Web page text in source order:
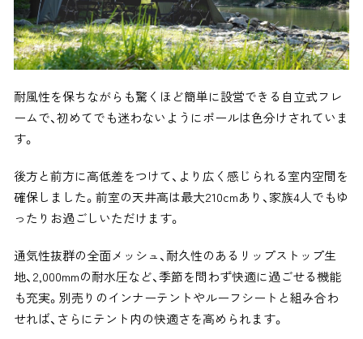
耐風性を保ちながらも驚くほど簡単に設営できる自立式フレ
ームで、初めてでも迷わないようにポールは色分けされていま
す。
後方と前方に高低差をつけて、より広く感じられる室内空間を
確保しました。前室の天井高は最大210cmあり、家族4人でもゆ
ったりお過ごしいただけます。
通気性抜群の全面メッシュ、耐久性のあるリップストップ生
地、2,000mmの耐水圧など、季節を問わず快適に過ごせる機能
も充実。別売りのインナーテントやルーフシートと組み合わ
せれば、さらにテント内の快適さを高められます。